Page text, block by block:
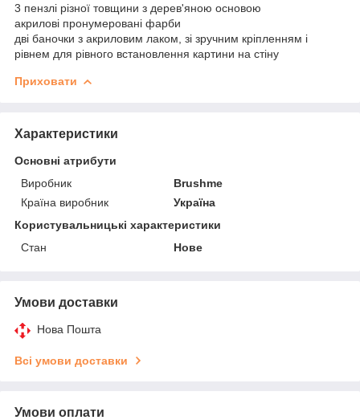
3 пензлі різної товщини з дерев'яною основою
акрилові пронумеровані фарби
дві баночки з акриловим лаком, зі зручним кріпленням і
рівнем для рівного встановлення картини на стіну
Приховати
Характеристики
Основні атрибути
Виробник
Brushme
Країна виробник
Україна
Користувальницькі характеристики
Стан
Нове
Умови доставки
Нова Пошта
Всі умови доставки
Умови оплати